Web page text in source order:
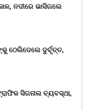
ନଦୀରେ ଭାସିଗଲେ
ଠେଲିଦେଲେ ଦୁର୍ବୃତ୍ତ,
ସିଗନାଲ ବ୍ୟବସ୍ଥା,